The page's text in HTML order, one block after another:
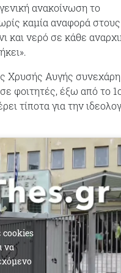
ανακοίνωση το
καμία αναφορά στους
και νερό σε κάθε
Χρυσής Αυγής
φοιτητές, έξω από το
τίποτα για την
cookies
να